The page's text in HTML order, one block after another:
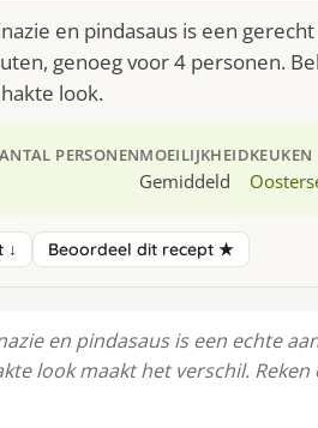
en pindasaus is een
genoeg voor 4 personen.
look.
PERSONENMOEILIJKHEID
Gemiddeld
KEUKEN
↓ Beoordeel dit recept ★
en pindasaus is een echte
look maakt het verschil.